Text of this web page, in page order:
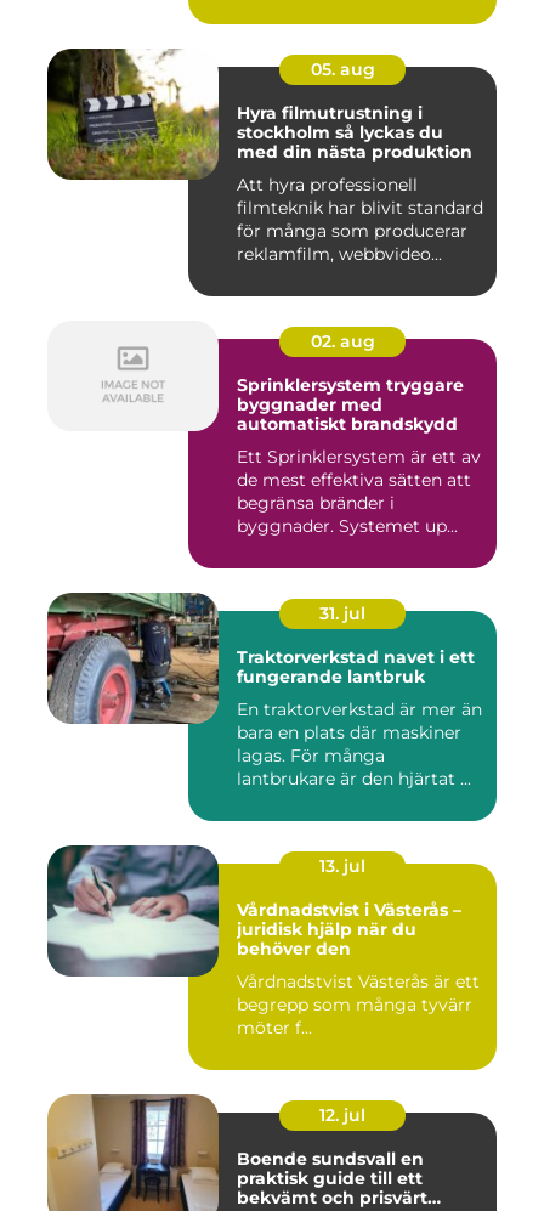
05. aug
Hyra filmutrustning i
stockholm så lyckas du
med din nästa produktion
Att hyra professionell
filmteknik har blivit standard
för många som producerar
reklamfilm, webbvideo...
02. aug
Sprinklersystem tryggare
byggnader med
automatiskt brandskydd
Ett Sprinklersystem är ett av
de mest effektiva sätten att
begränsa bränder i
byggnader. Systemet up...
31. jul
Traktorverkstad navet i ett
fungerande lantbruk
En traktorverkstad är mer än
bara en plats där maskiner
lagas. För många
lantbrukare är den hjärtat ...
13. jul
Vårdnadstvist i Västerås –
juridisk hjälp när du
behöver den
Vårdnadstvist Västerås är ett
begrepp som många tyvärr
möter f...
12. jul
Boende sundsvall en
praktisk guide till ett
bekvämt och prisvärt